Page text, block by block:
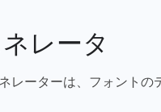
レータ
レーターは、フォント